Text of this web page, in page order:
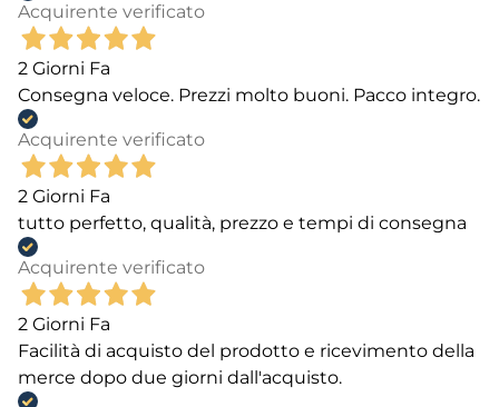
Acquirente verificato
2 Giorni Fa
Consegna veloce. Prezzi molto buoni. Pacco integro.
Acquirente verificato
2 Giorni Fa
tutto perfetto, qualità, prezzo e tempi di consegna
Acquirente verificato
2 Giorni Fa
Facilità di acquisto del prodotto e ricevimento della
merce dopo due giorni dall'acquisto.